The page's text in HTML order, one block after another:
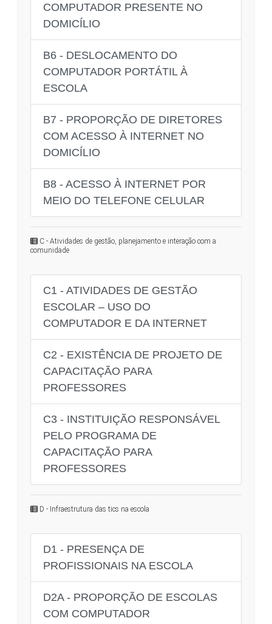
COMPUTADOR PRESENTE NO
DOMICÍLIO
B6 - DESLOCAMENTO DO
COMPUTADOR PORTÁTIL À
ESCOLA
B7 - PROPORÇÃO DE DIRETORES
COM ACESSO À INTERNET NO
DOMICÍLIO
B8 - ACESSO À INTERNET POR
MEIO DO TELEFONE CELULAR
C - Atividades de gestão, planejamento e interação com a
comunidade
C1 - ATIVIDADES DE GESTÃO
ESCOLAR – USO DO
COMPUTADOR E DA INTERNET
C2 - EXISTÊNCIA DE PROJETO DE
CAPACITAÇÃO PARA
PROFESSORES
C3 - INSTITUIÇÃO RESPONSÁVEL
PELO PROGRAMA DE
CAPACITAÇÃO PARA
PROFESSORES
D - Infraestrutura das tics na escola
D1 - PRESENÇA DE
PROFISSIONAIS NA ESCOLA
D2A - PROPORÇÃO DE ESCOLAS
COM COMPUTADOR